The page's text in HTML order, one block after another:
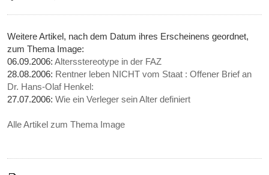
Weitere Artikel, nach dem Datum ihres Erscheinens geordnet,
zum Thema Image:
06.09.2006:Altersstereotype in der FAZ
28.08.2006: Rentner leben NICHT vom Staat : Offener Brief an
Dr. Hans-Olaf Henkel:
27.07.2006:Wie ein Verleger sein Alter definiert
Alle Artikel zum Thema Image